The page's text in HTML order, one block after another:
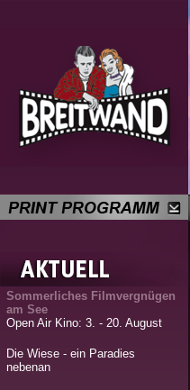
Sommerliches Filmvergnügen
am See
Open Air Kino: 3. - 20. August
Die Wiese - ein Paradies
nebenan